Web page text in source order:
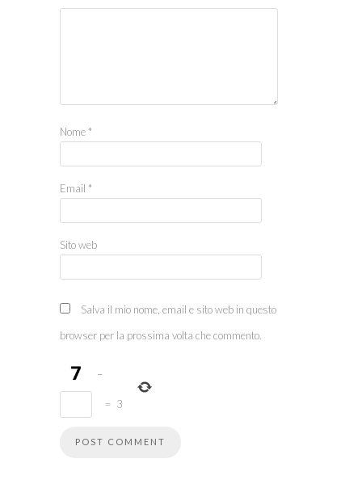
Nome *
Email *
Sito web
Salva il mio nome, email e sito web in questo
browser per la prossima volta che commento.
−
= 3